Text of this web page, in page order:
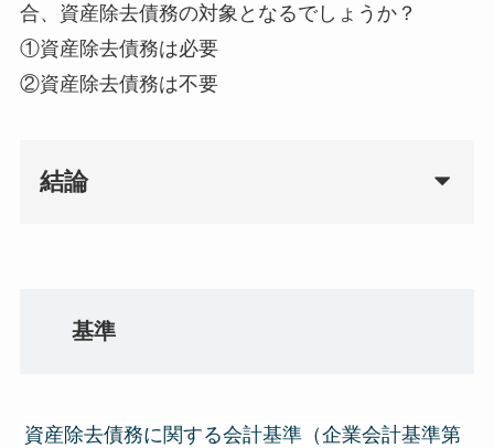
合、資産除去債務の対象となるでしょうか？
①資産除去債務は必要
②資産除去債務は不要
結論
基準
資産除去債務に関する会計基準（企業会計基準第